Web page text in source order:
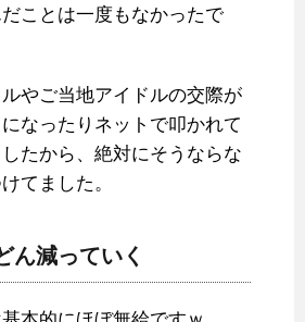
ことは一度もなかったで
やご当地アイドルの交際が
なったりネットで叩かれて
たから、絶対にそうならな
てました。
ん減っていく